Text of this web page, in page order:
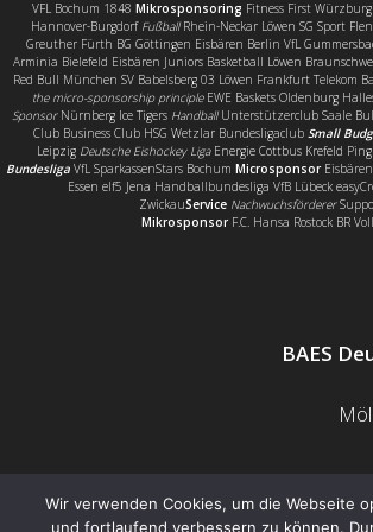
VFL Bochum 1848 Mikrosponsoring Fitness First Würzburg
Hannover-Burgdorf FußballRhein-Neckar Löwen SG Sport
Greuther Fürth BG Göttingen Eisbären Berlin VfL
Arminia Bielefeld Eisbären Juniors Basketball Löwen
Red Bull München SV Babelsberg 03 Löwen Frankfurt Telekom
the micro-sponsorship principleEWE Baskets Oldenburg
SponsorNürnberg Ice Tigers HandballUnterstützerclub Saale
Club Business Club HSG Wetzlar Bundesligaclub Small
Leipzig Deutsche Eishockey LigaEnergie Cottbus Krefeld
Bundesliga VfL SparkassenStars Bochum Microsponsor
Essen elf5 Jena Handballbundesliga VfB Lübeck
ZwickauService Nachwuchsförderer
MikrosponsorF.C. Hansa Rostock BR
BAES
Wir verwenden Cookies, um die Webseite
und fortlaufend verbessern zu können.